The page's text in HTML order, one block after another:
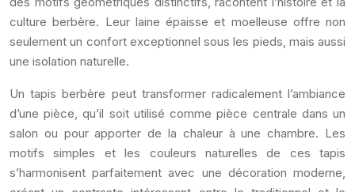
culture berbère. Leur laine épaisse et moelleuse offre non
seulement un confort exceptionnel sous les pieds, mais aussi
une isolation naturelle.
Un tapis berbère peut transformer radicalement l’ambiance
d’une pièce, qu’il soit utilisé comme pièce centrale dans un
salon ou pour apporter de la chaleur à une chambre. Les
motifs simples et les couleurs naturelles de ces tapis
s’harmonisent parfaitement avec une décoration moderne,